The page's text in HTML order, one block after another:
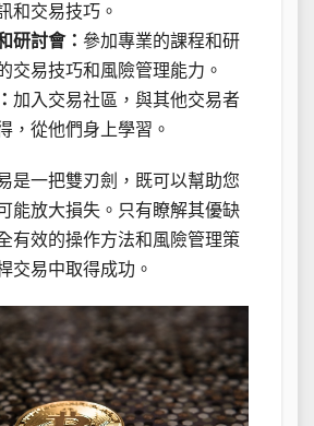
和交易技巧。
研討會： 參加專業的課程和研
交易技巧和風險管理能力。
加入交易社區，與其他交易者
，從他們身上學習。
是一把雙刃劍，既可以幫助您
能放大損失。只有瞭解其優缺
有效的操作方法和風險管理策
交易中取得成功。